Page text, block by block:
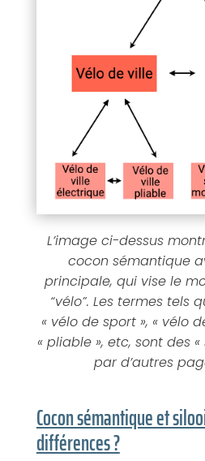
L’image ci-dessus
cocon sémantique
principale, qui vise le
“vélo”. Les termes tels
« vélo de sport », « vélo
« pliable », etc, sont des
par d’autres
Cocon sémantique et
différences ?